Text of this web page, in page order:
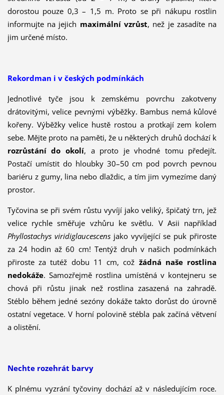
dorostou pouze 0,3 – 1,5 m. Proto se při nákupu rostlin
informujte na jejich maximální vzrůst, než je zasadíte na
jim určené místo.
Rekordman i v českých podmínkách
Jednotlivé tyče jsou k zemskému povrchu zakotveny
drátovitými, velice pevnými výběžky. Bambus nemá kůlové
kořeny. Výběžky velice hustě rostou a protkají zem kolem
sebe. Mějte proto na paměti, že u některých druhů dochází k
rozrůstání do okolí, a proto je vhodné tomu předejít.
Postačí umístit do hloubky 30–50 cm pod povrch pevnou
bariéru z gumy, lina nebo dlaždic, a tím jim vymezíme daný
prostor.
Tyčovina se při svém růstu vyvíjí jako veliký, špičatý trn, jež
velice rych­le směřuje vzhůru ke světlu. V Asii například
Phyllostachys viridiglaucescens jako vyvíjející se puk přiroste
za 24 hodin až 60 cm! Tentýž druh v našich podmínkách
přiroste za tutéž dobu 11 cm, což žádná naše rostlina
nedokáže. Samozřejmě rostlina umístěná v kon­tejneru se
chová při růstu jinak než rostlina zasazená na za­hradě.
Stéblo během jedné sezóny dokáže takto dorůst do úrovně
os­tatní vegetace. V horní polovině stébla pak začíná větvení
a olistění.
Nechte rozehrát barvy
K plnému vyzrání tyčoviny dochází až v následujícím roce.